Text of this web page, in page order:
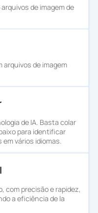
de imagem de
arquivos de imagem
de IA. Basta colar
para identificar
vários idiomas.
com precisão e rapidez,
a eficiência de la